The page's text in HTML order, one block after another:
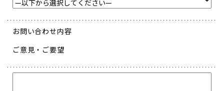
お問い合わせ内容
ご意見・ご要望